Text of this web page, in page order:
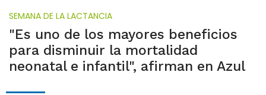
SEMANA DE LA LACTANCIA
"Es uno de los mayores beneficios
para disminuir la mortalidad
neonatal e infantil", afirman en Azul